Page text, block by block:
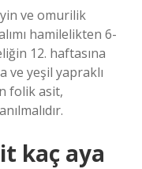
ve omurilik
hamilelikten 6-
12. haftasına
ve yeşil yapraklı
folik asit,
kaç aya